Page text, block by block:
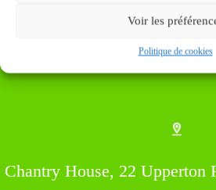
Voir les
Politique de cookies
Chantry House, 22 Upperton